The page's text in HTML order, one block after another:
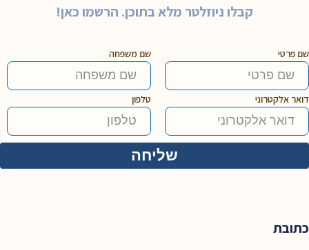
קבלו ניוזלטר מלא בתוכן. הרשמו כאן!
שם פרטי שם משפחה
דואר אלקטרוני טלפון
כתובת